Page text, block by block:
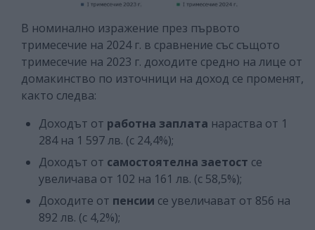
В номинално изражение през първото
тримесечие на 2024 г. в сравнение със същото
тримесечие на 2023 г. доходите средно на лице от
домакинство по източници на доход се променят,
както следва:
Доходът от работна заплата нараства от 1
284 на 1 597 лв. (с 24,4%);
Доходът от самостоятелна заетост се
увеличава от 102 на 161 лв. (с 58,5%);
Доходите от пенсии се увеличават от 856 на
892 лв. (с 4,2%);